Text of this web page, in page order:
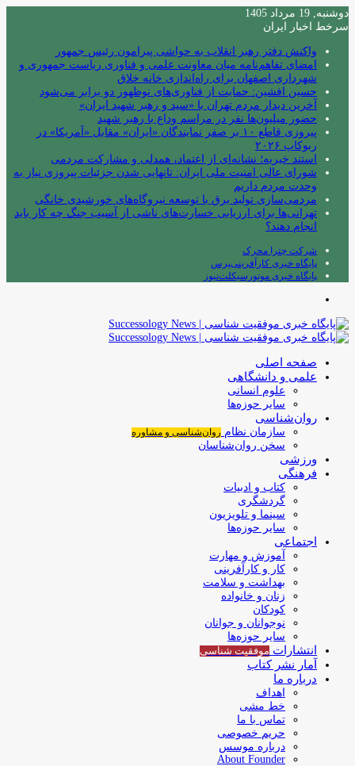
دوشنبه, 19 مرداد 1405
سرخط اخبار ایران
واکنش دفتر رهبر انقلاب به حواشی پیرامون رئیس جمهور
امضای تفاهم‌نامه میان معاونت علمی و فناوری ریاست جمهوری و
شهرداری اصفهان برای راه‌اندازی خانه خلاق
حسین افشین: حمایت از فناوری‌های نوظهور دو برابر می‌شود
آخرین دیدار مردم تهران با «سید و رهبر شهید ایران»
حضور میلیون‌ها نفر در مراسم وداع با رهبر شهید
پیروزی قاطع ۱۰ بر صفر نمایندگان «ایران» مقابل «آمریکا» در
ربوکاپ ۲۰۲۶
استند خیریه؛ نشانه‌ای از اعتماد، همدلی و مشارکت مردمی
شورای عالی امنیت ملی ایران: تانهایی شدن جزئیات پیروزی نیاز به
وحدت مردم داریم
مردمی‌سازی تولید برق با توسعه نیروگاه‌های خورشیدی خانگی
تهرانی‌ها برای ارزیابی خسارت‌های ناشی از آسیب جنگ چه کار باید
انجام دهند؟
شرکت چترا محرک
پایگاه خبری کارآفرینی‌پرس
پایگاه خبری موتورسیکلت‌نیوز
صفحه اصلی
علمی و دانشگاهی
علوم انسانی
سایر حوزه‌ها
روان‌شناسی
سازمان نظام روان‌شناسی و مشاوره
سخن روان‌شناسان
ورزشی
فرهنگی
کتاب و ادبیات
گردشگری
سینما و تلویزیون
سایر حوزه‌ها
اجتماعی
آموزش و مهارت
کار و کارآفرینی
بهداشت و سلامت
زنان و خانواده
کودکان
نوجوانان و جوانان
سایر حوزه‌ها
انتشارات موفقیت‌ شناسی
آمار نشر کتاب
درباره ما
اهداف
خط مشی
تماس با ما
حریم خصوصی
درباره موسس
About Founder